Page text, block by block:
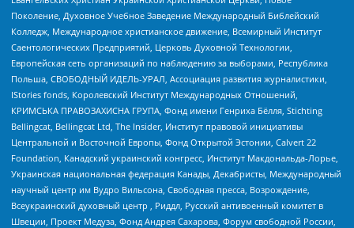
Поколение, Духовное Учебное Заведение Международный Библейский
Колледж, Международное христианское движение, Всемирный Институт
Саентологических Предприятий, Церковь Духовной Технологии,
Европейская сеть организаций по наблюдению за выборами, Республика
Польша, СВОБОДНЫЙ ИДЕЛЬ-УРАЛ, Ассоциация развития журналистики,
IStories fonds, Королевский Институт Международных Отношений,
КРИМСЬКА ПРАВОЗАХИСНА ГРУПА, Фонд имени Генриха Бёлля, Stichting
Bellingcat, Bellingcat Ltd, The Insider, Институт правовой инициативы
Центральной и Восточной Европы, Фонд Открытой Эстонии, Calvert 22
Foundation, Канадский украинский конгресс, Институт Макдональда-Лорье,
Украинская национальная федерация Канады, Декабристы, Международный
научный центр им Вудро Вильсона, Свободная пресса, Возрождение,
Всеукраинский духовный центр , Риддл, Русский антивоенный комитет в
Швеции, Проект Медуза, Фонд Андрея Сахарова, Форум свободной России,